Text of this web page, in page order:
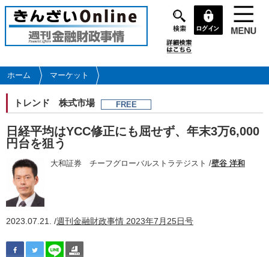
メ
イ
コ
ン
ツ
に
移
動
ホーム マーケット
トレンド 株式市場 FREE
日経平均はYCC修正にも屈せず、年末3万6,000
円台を狙う
大和証券 チーフグローバルストラテジスト /壁谷 洋和
2023.07.21. /週刊金融財政事情 2023年7月25日号